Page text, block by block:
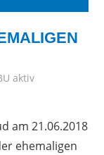
aktiv
am 21.06.2018
ehemaligen